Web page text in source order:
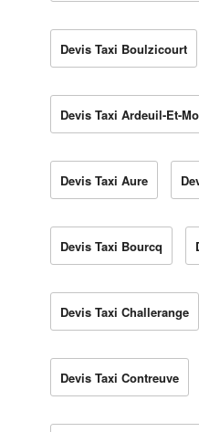
Devis Taxi Boulzicourt
Devis Taxi Ardeuil-Et-
Devis Taxi Aure
Devis Taxi Bourcq
Devis Taxi Challerange
Devis Taxi Contreuve